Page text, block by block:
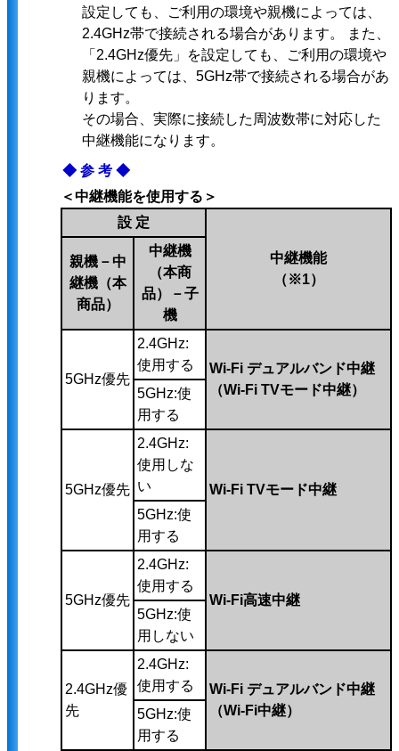
設定しても、ご利用の環境や親機によっては、
2.4GHz帯で接続される場合があります。 また、
「2.4GHz優先」を設定しても、ご利用の環境や
親機によっては、5GHz帯で接続される場合があ
ります。
その場合、実際に接続した周波数帯に対応した
中継機能になります。
◆参考◆
＜中継機能を使用する＞
設 定
中継機能
（※1）
親機－中
継機（本
商品）
中継機
（本商
品）－子
機
5GHz優先
2.4GHz:
使用する
Wi-Fi デュアルバンド中継
（Wi-Fi TVモード中継）
5GHz:使
用する
5GHz優先
2.4GHz:
使用しな
い
Wi-Fi TVモード中継
5GHz:使
用する
5GHz優先
2.4GHz:
使用する
Wi-Fi高速中継
5GHz:使
用しない
2.4GHz優
先
2.4GHz:
使用する
Wi-Fi デュアルバンド中継
（Wi-Fi中継）
5GHz:使
用する